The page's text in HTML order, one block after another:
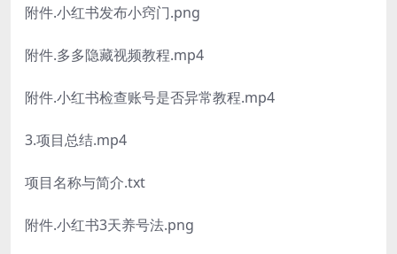
附件.小红书发布小窍门.png
附件.多多隐藏视频教程.mp4
附件.小红书检查账号是否异常教程.mp4
3.项目总结.mp4
项目名称与简介.txt
附件.小红书3天养号法.png